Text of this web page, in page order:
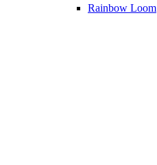
Rainbow Loom